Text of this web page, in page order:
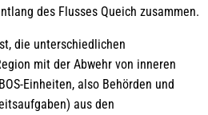
des Flusses Queich zusammen.
die unterschiedlichen
mit der Abwehr von inneren
Einheiten, also Behörden und
aus den